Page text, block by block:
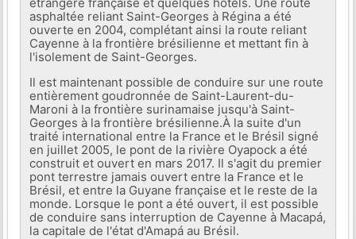
asphaltée reliant Saint-Georges à Régina a été
ouverte en 2004, complétant ainsi la route reliant
Cayenne à la frontière brésilienne et mettant fin à
l'isolement de Saint-Georges.
Il est maintenant possible de conduire sur une route
entièrement goudronnée de Saint-Laurent-du-
Maroni à la frontière surinamaise jusqu'à Saint-
Georges à la frontière brésilienne.À la suite d'un
traité international entre la France et le Brésil signé
en juillet 2005, le pont de la rivière Oyapock a été
construit et ouvert en mars 2017. Il s'agit du premier
pont terrestre jamais ouvert entre la France et le
Brésil, et entre la Guyane française et le reste de la
monde. Lorsque le pont a été ouvert, il est possible
de conduire sans interruption de Cayenne à Macapá,
la capitale de l'état d'Amapá au Brésil.